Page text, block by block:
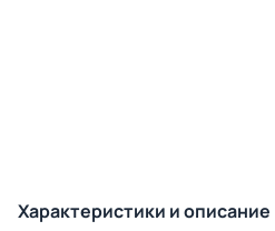
Характеристики и описание